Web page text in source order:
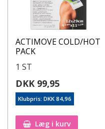
ACTIMOVE COLD/HOT
PACK
1 ST
DKK 99,95
Klubpris: DKK 84,96
Læg i kurv